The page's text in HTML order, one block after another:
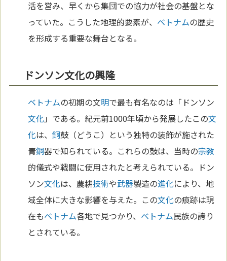
活を営み、早くから集団での協力が社会の基盤とな
っていた。こうした地理的要素が、 ベトナムの歴史
を形成する重要な舞台となる。
ドンソン文化の興隆
ベトナムの初期の文明で最も有名なのは「ドンソン
文化 」である。紀元前1000年頃から発展したこの文
化は、銅鼓（どうこ）という独特の装飾が施された
青銅器で知られている。これらの鼓は、当時の宗教
的儀式や戦闘に使用されたと考えられている。ドン
ソン文化は、農耕技術や武器製造の進化により、地
域全体に大きな影響を与えた。この文化の痕跡は現
在もベトナム各地で見つかり、 ベトナム民族の誇り
とされている。